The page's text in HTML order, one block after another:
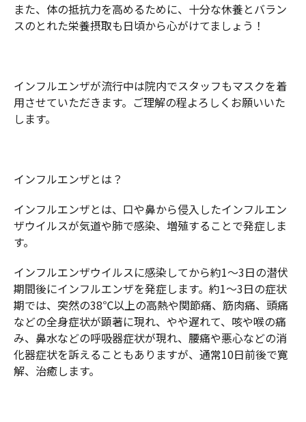
また、体の抵抗力を高めるために、十分な休養とバラン
スのとれた栄養摂取も日頃から心がけてましょう！
インフルエンザが流行中は院内でスタッフもマスクを着
用させていただきます。ご理解の程よろしくお願いいた
します。
インフルエンザとは？
インフルエンザとは、口や鼻から侵入したインフルエン
ザウイルスが気道や肺で感染、増殖することで発症しま
す。
インフルエンザウイルスに感染してから約1～3日の潜伏
期間後にインフルエンザを発症します。約1～3日の症状
期では、突然の38℃以上の高熱や関節痛、筋肉痛、頭痛
などの全身症状が顕著に現れ、やや遅れて、咳や喉の痛
み、鼻水などの呼吸器症状が現れ、腰痛や悪心などの消
化器症状を訴えることもありますが、通常10日前後で寛
解、治癒します。